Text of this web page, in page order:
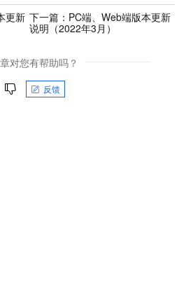
更新 下一篇： PC端、Web端版本更新
说明（2022年3月）
对您有帮助吗？
反馈